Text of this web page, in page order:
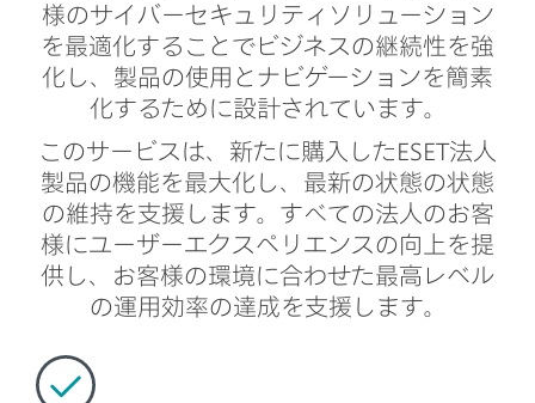
様のサイバーセキュリティソリューション
を最適化することでビジネスの継続性を強
化し、製品の使用とナビゲーションを簡素
化するために設計されています。
このサービスは、新たに購入したESET法人
製品の機能を最大化し、最新の状態の状態
の維持を支援します。すべての法人のお客
様にユーザーエクスペリエンスの向上を提
供し、お客様の環境に合わせた最高レベル
の運用効率の達成を支援します。